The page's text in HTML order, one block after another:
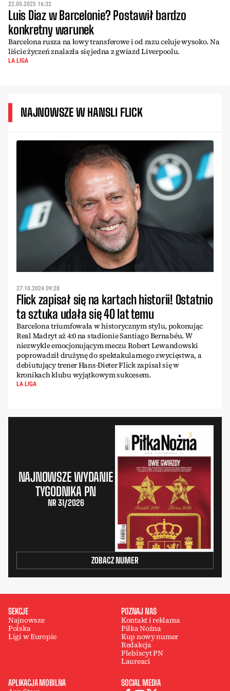
22.05.2025 16:32
Luis Diaz w Barcelonie? Postawił bardzo
konkretny warunek
Barcelona rusza na łowy transferowe i od razu celuje wysoko. Na
liście życzeń znalazła się jedna z gwiazd Liverpoolu.
LA LIGA
NAJNOWSZE W HANSLI FLICK
27.10.2024 09:28
Flick zapisał się na kartach historii! Ostatnio
ta sztuka udała się 40 lat temu
Barcelona triumfowała w historycznym stylu, pokonując
Real Madryt aż 4:0 na stadionie Santiago Bernabéu. W
niezwykle emocjonującym meczu Robert Lewandowski
poprowadził drużynę do spektakularnego zwycięstwa, a
debiutujący trener Hans-Dieter Flick zapisał się w
kronikach klubu wyjątkowym sukcesem.
LA LIGA
NAJNOWSZE WYDANIE
TYGODNIKA PN
NR 31/2026
ZOBACZ NUMER
SEKCJE
Najnowsze
Polska
Ligi w Europie
POZNAJ NAS
Kontakt i reklama
Piłka Nożna
Kup nowy numer
Redakcja
Plebiscyt PN
Laureaci
APLIKACJA MOBILNA SOCIAL MEDIA